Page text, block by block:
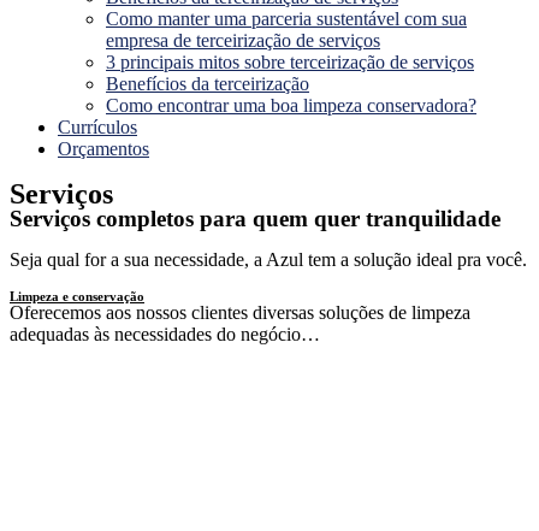
Como manter uma parceria sustentável com sua
empresa de terceirização de serviços
3 principais mitos sobre terceirização de serviços
Benefícios da terceirização
Como encontrar uma boa limpeza conservadora?
Currículos
Orçamentos
Serviços
Serviços completos para quem quer tranquilidade
Seja qual for a sua necessidade, a Azul tem a solução ideal pra você.
Limpeza e conservação
Oferecemos aos nossos clientes diversas soluções de limpeza
adequadas às necessidades do negócio…